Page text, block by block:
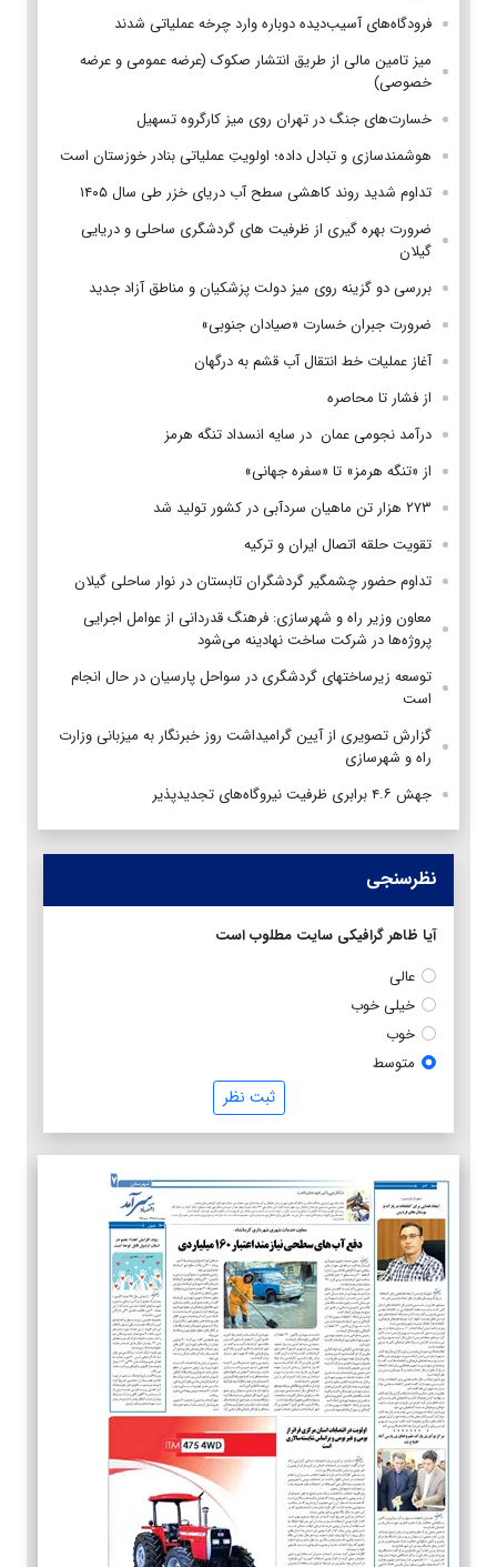
فرودگاه‌های آسیب‌دیده دوباره وارد چرخه عملیاتی شدند
میز تامین مالی از طریق انتشار صکوک (عرضه عمومی و عرضه
خصوصی)
خسارت‌های جنگ در تهران روی میز کارگروه تسهیل
هوشمندسازی و تبادل داده؛ اولویتِ عملیاتی بنادر خوزستان است
تداوم شدید روند کاهشی سطح آب دریای خزر طی سال ۱۴۰۵
ضرورت بهره گیری از ظرفیت های گردشگری ساحلی و دریایی
گیلان
بررسی دو گزینه روی میز دولت پزشکیان و مناطق آزاد جدید
ضرورت جبران خسارت «صیادان جنوبی»
آغاز عملیات خط انتقال آب قشم به درگهان
از فشار تا محاصره
درآمد نجومی عمان در سایه انسداد تنگه هرمز
از «تنگه هرمز» تا «سفره جهانی»
۲۷۳ هزار تن ماهیان سردآبی در کشور تولید شد
تقویت حلقه اتصال ایران و ترکیه
تداوم حضور چشمگیر گردشگران تابستان در نوار ساحلی گیلان
معاون وزیر راه و شهرسازی: فرهنگ قدردانی از عوامل اجرایی
پروژه‌ها در شرکت ساخت نهادینه می‌شود
توسعه زیرساختهای گردشگری در سواحل پارسیان در حال انجام
است
گزارش تصویری از آیین گرامیداشت روز خبرنگار به میزبانی وزارت
راه و شهرسازی
جهش ۴.۶ برابری ظرفیت نیروگاه‌های تجدیدپذیر
نظرسنجی
آیا ظاهر گرافیکی سایت مطلوب است
عالی
خیلی خوب
خوب
متوسط
ثبت نظر